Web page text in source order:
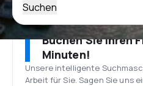
Suchen
Buchen Sie Ihren
Minuten!
Unsere intelligente
Arbeit für Sie. Sagen Sie uns